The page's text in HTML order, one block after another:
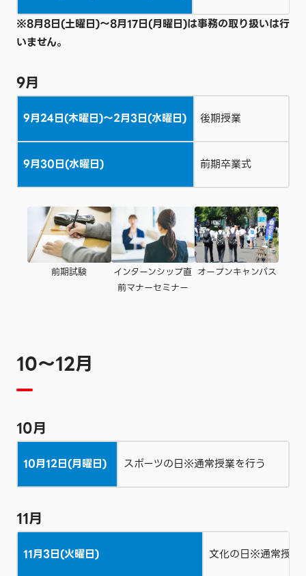
※8月8日(土曜日)～8月17日(月曜日)は事務の取り扱いは行
いません。
9月
9月24日(木曜日)～2月3日(水曜日) 後期授業
9月30日(水曜日) 前期卒業式
前期試験
インターンシップ直
前マナーセミナー
オープンキャンパス
10〜12月
10月
10月12日(月曜日) スポーツの日※通常授業を行う
11月
11月3日(火曜日) 文化の日※通常授業